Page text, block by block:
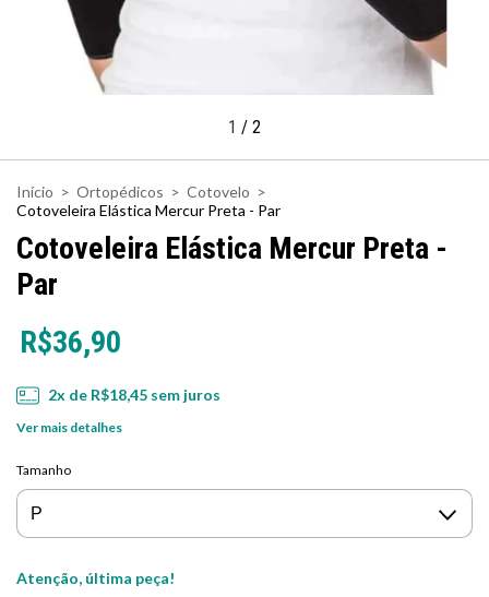
1 / 2
Início > Ortopédicos > Cotovelo >
Cotoveleira Elástica Mercur Preta - Par
Cotoveleira Elástica Mercur Preta -
Par
R$36,90
2x de R$18,45sem juros
Ver mais detalhes
Tamanho
Atenção, última peça!